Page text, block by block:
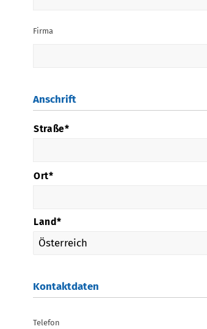
Firma
Anschrift
Anschrift*
Straße*
Ort*
Land*
Kontaktdaten
Telefon